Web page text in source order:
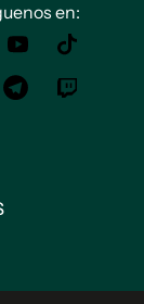
en: